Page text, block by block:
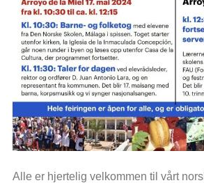
Alle er hjertelig velkommen til vårt